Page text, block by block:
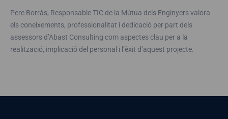
Pere Borràs, Responsable TIC de la Mútua dels Enginyers valora
els coneixements, professionalitat i dedicació per part dels
assessors d’Abast Consulting com aspectes clau per a la
realització, implicació del personal i l’èxit d’aquest projecte.